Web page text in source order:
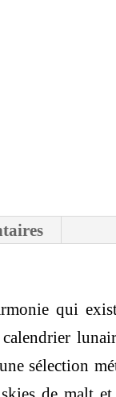
qui
sélection